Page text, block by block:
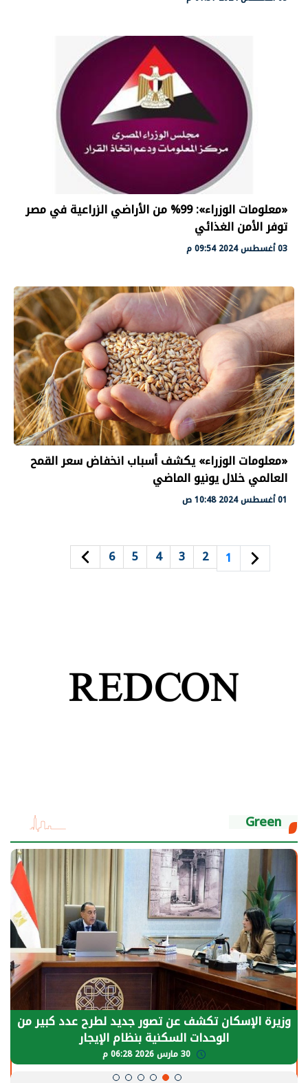
«معلومات الوزراء»: 99% من الأراضي الزراعية في مصر
توفر الأمن الغذائي
03 أغسطس 2024 09:54 م
«معلومات الوزراء» يكشف أسباب انخفاض سعر القمح
العالمي خلال يونيو الماضي
01 أغسطس 2024 10:48 ص
1
2
3
4
5
6
Green
الرئيس السيسي: توقف الأنشطة في قطاع الطاقة
يحتاج إلى سنوات لعودة معدلات الإنتاج الطبيعية